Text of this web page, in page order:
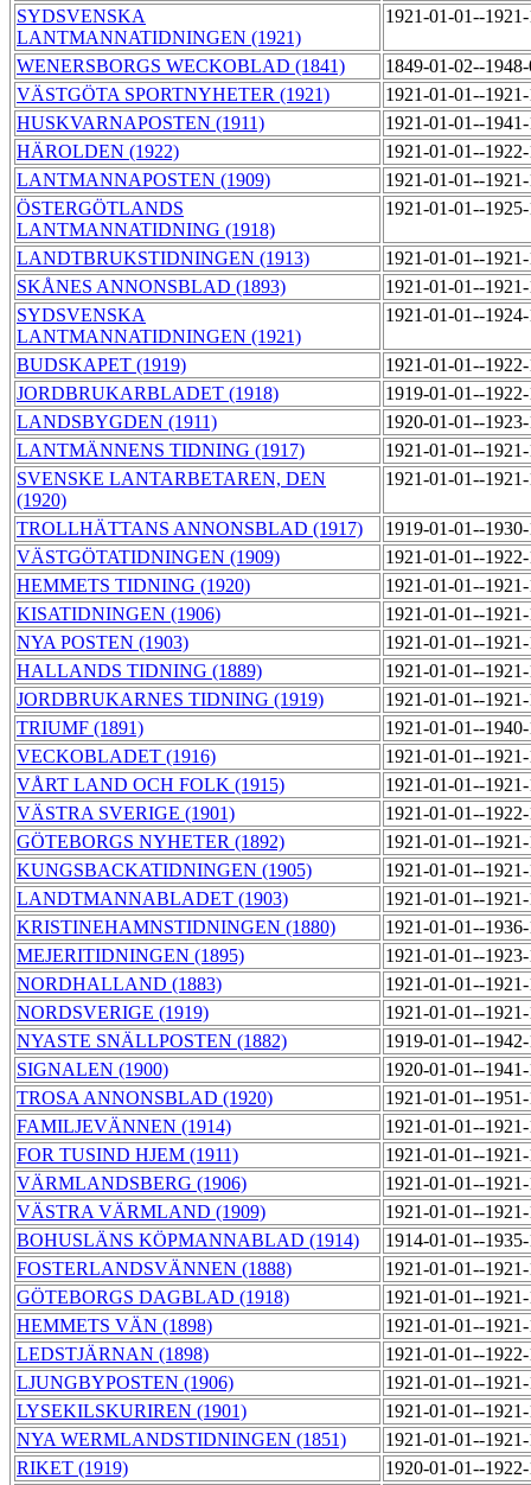
SYDSVENSKA
LANTMANNATIDNINGEN (1921)
1921-01-01--
WENERSBORGS WECKOBLAD (1841)
1849-01-02--
VÄSTGÖTA SPORTNYHETER (1921)
1921-01-01--
HUSKVARNAPOSTEN (1911)
1921-01-01--
HÄROLDEN (1922)
1921-01-01--
LANTMANNAPOSTEN (1909)
1921-01-01--
ÖSTERGÖTLANDS
LANTMANNATIDNING (1918)
1921-01-01--
LANDTBRUKSTIDNINGEN (1913)
1921-01-01--
SKÅNES ANNONSBLAD (1893)
1921-01-01--
SYDSVENSKA
LANTMANNATIDNINGEN (1921)
1921-01-01--
BUDSKAPET (1919)
1921-01-01--
JORDBRUKARBLADET (1918)
1919-01-01--
LANDSBYGDEN (1911)
1920-01-01--
LANTMÄNNENS TIDNING (1917)
1921-01-01--
SVENSKE LANTARBETAREN, DEN
(1920)
1921-01-01--
TROLLHÄTTANS ANNONSBLAD (1917)
1919-01-01--
VÄSTGÖTATIDNINGEN (1909)
1921-01-01--
HEMMETS TIDNING (1920)
1921-01-01--
KISATIDNINGEN (1906)
1921-01-01--
NYA POSTEN (1903)
1921-01-01--
HALLANDS TIDNING (1889)
1921-01-01--
JORDBRUKARNES TIDNING (1919)
1921-01-01--
TRIUMF (1891)
1921-01-01--
VECKOBLADET (1916)
1921-01-01--
VÅRT LAND OCH FOLK (1915)
1921-01-01--
VÄSTRA SVERIGE (1901)
1921-01-01--
GÖTEBORGS NYHETER (1892)
1921-01-01--
KUNGSBACKATIDNINGEN (1905)
1921-01-01--
LANDTMANNABLADET (1903)
1921-01-01--
KRISTINEHAMNSTIDNINGEN (1880)
1921-01-01--
MEJERITIDNINGEN (1895)
1921-01-01--
NORDHALLAND (1883)
1921-01-01--
NORDSVERIGE (1919)
1921-01-01--
NYASTE SNÄLLPOSTEN (1882)
1919-01-01--
SIGNALEN (1900)
1920-01-01--
TROSA ANNONSBLAD (1920)
1921-01-01--
FAMILJEVÄNNEN (1914)
1921-01-01--
FOR TUSIND HJEM (1911)
1921-01-01--
VÄRMLANDSBERG (1906)
1921-01-01--
VÄSTRA VÄRMLAND (1909)
1921-01-01--
BOHUSLÄNS KÖPMANNABLAD (1914)
1914-01-01--
FOSTERLANDSVÄNNEN (1888)
1921-01-01--
GÖTEBORGS DAGBLAD (1918)
1921-01-01--
HEMMETS VÄN (1898)
1921-01-01--
LEDSTJÄRNAN (1898)
1921-01-01--
LJUNGBYPOSTEN (1906)
1921-01-01--
LYSEKILSKURIREN (1901)
1921-01-01--
NYA WERMLANDSTIDNINGEN (1851)
1921-01-01--
RIKET (1919)
1920-01-01--